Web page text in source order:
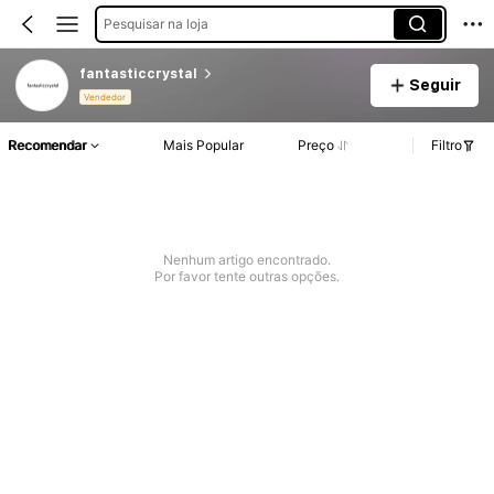
Pesquisar na loja
fantasticcrystal
Vendedor
Seguir
Recomendar Mais Popular Preço Filtro
Nenhum artigo encontrado.
Por favor tente outras opções.